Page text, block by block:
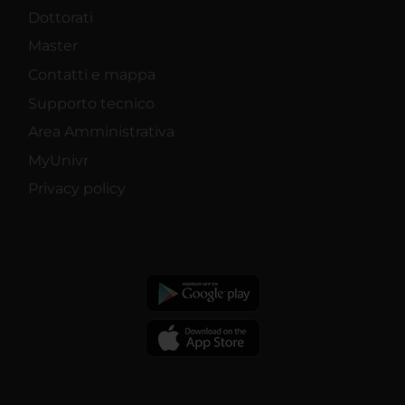
Dottorati
Master
Contatti e mappa
Supporto tecnico
Area Amministrativa
MyUnivr
Privacy policy